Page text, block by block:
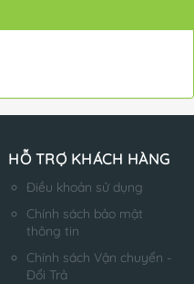
HỖ TRỢ KHÁCH HÀNG
Điều khoản sử dụng
Chính sách bảo mật
thông tin
Chính sách Vận chuyển -
Đổi Trả